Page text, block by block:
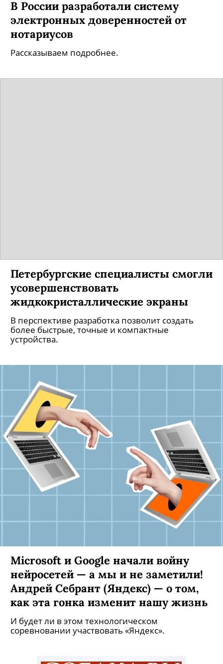
В России разработали систему
электронных доверенностей от
нотариусов
Рассказываем подробнее.
Петербургские специалисты смогли
усовершенствовать
жидкокристаллические экраны
В перспективе разработка позволит создать
более быстрые, точные и компактные
устройства.
Microsoft и Google начали войну
нейросетей — а мы и не заметили!
Андрей Себрант (Яндекс) — о том,
как эта гонка изменит нашу жизнь
И будет ли в этом технологическом
соревновании участвовать «Яндекс».